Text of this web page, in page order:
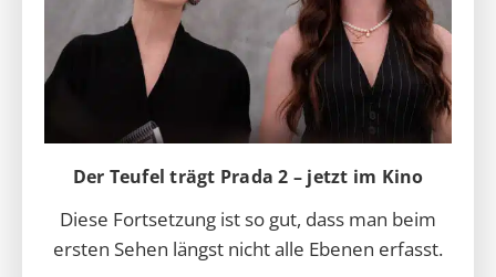
Der Teufel trägt Prada 2 – jetzt im Kino
Diese Fortsetzung ist so gut, dass man beim
ersten Sehen längst nicht alle Ebenen erfasst.